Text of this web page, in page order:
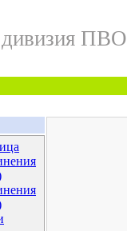
дивизия ПВО